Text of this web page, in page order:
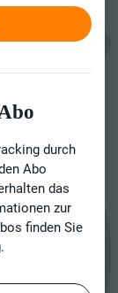
durch
Abo
das
zur
finden Sie
.